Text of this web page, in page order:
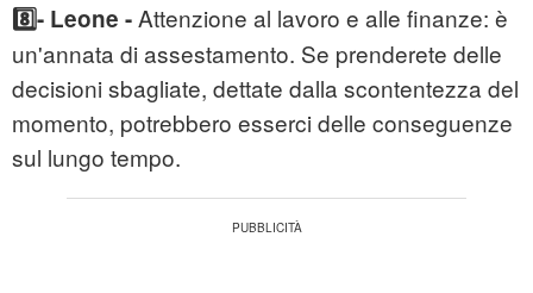
8️⃣- Leone -Attenzione al lavoro e alle finanze: è
un'annata di assestamento. Se prenderete delle
decisioni sbagliate, dettate dalla scontentezza del
momento, potrebbero esserci delle conseguenze
sul lungo tempo.